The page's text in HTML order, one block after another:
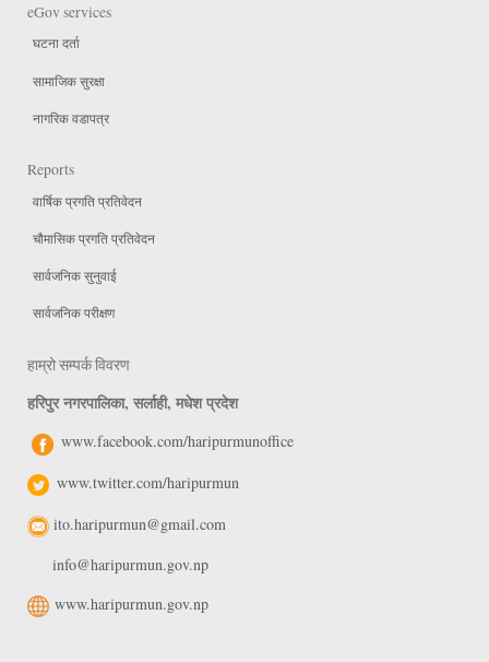
eGov services
घटना दर्ता
सामाजिक सुरक्षा
नागरिक वडापत्र
Reports
वार्षिक प्रगति प्रतिवेदन
चौमासिक प्रगति प्रतिवेदन
सार्वजनिक सुनुवाई
सार्वजनिक परीक्षण
हाम्रो सम्पर्क विवरण
हरिपुर नगरपालिका, सर्लाही, मधेश प्रदेश
www.facebook.com/haripurmunoffice
www.twitter.com/haripurmun
ito.haripurmun@gmail.com
info@haripurmun.gov.np
www.haripurmun.gov.np